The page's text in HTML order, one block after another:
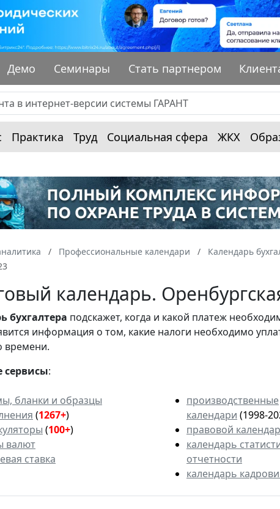
Демо Семинары Стать партнером
Практика Труд Социальная сфера ЖКХ
Профессиональные календари Календарь
календарь.
бухгалтера подскажет, когда и какой платеж
информация о том, какие налоги необходимо
времени.
сервисы:
бланки и образцы
(1267+)
(100+)
валют
ставка
производственные
календари (1998-
правовой
календарь
отчетности
календарь